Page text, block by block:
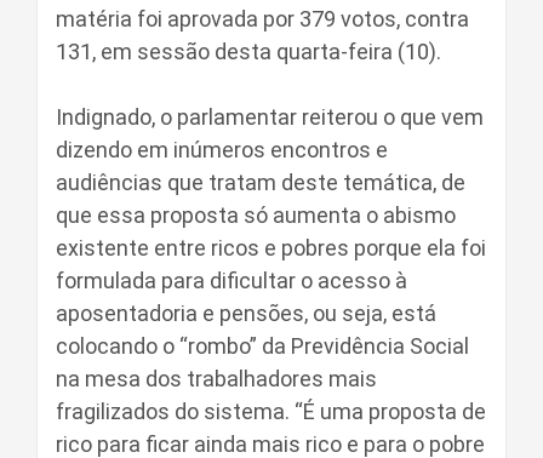
matéria foi aprovada por 379 votos, contra
131, em sessão desta quarta-feira (10).
Indignado, o parlamentar reiterou o que vem
dizendo em inúmeros encontros e
audiências que tratam deste temática, de
que essa proposta só aumenta o abismo
existente entre ricos e pobres porque ela foi
formulada para dificultar o acesso à
aposentadoria e pensões, ou seja, está
colocando o “rombo” da Previdência Social
na mesa dos trabalhadores mais
fragilizados do sistema. “É uma proposta de
rico para ficar ainda mais rico e para o pobre